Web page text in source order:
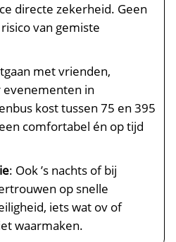
directe zekerheid. Geen
van gemiste
met vrienden,
in
kost tussen 75 en 395
comfortabel én op tijd
: Ook ’s nachts of bij
op snelle
iets wat ov of
waarmaken.